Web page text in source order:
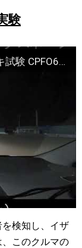
験
カローラ スポーツ：被害軽減ブレーキ試験 CPFO60km/h
検知し、イザ
このクルマの